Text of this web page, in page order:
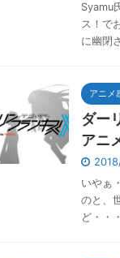
Syamu
ス！で
に幽閉
アニメ
ダー
アニ
いやぁ
のと、
ど・・